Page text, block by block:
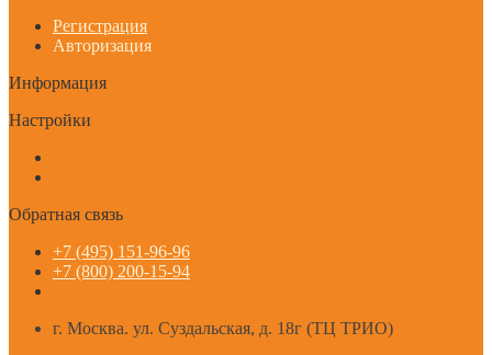
Регистрация
Авторизация
Информация
Настройки
Обратная связь
+7 (495) 151-96-96
+7 (800) 200-15-94
г. Москва. ул. Суздальская, д. 18г (ТЦ ТРИО)